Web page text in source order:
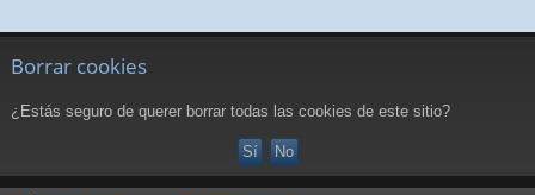
Borrar cookies
¿Estás seguro de querer borrar todas las cookies de este sitio?